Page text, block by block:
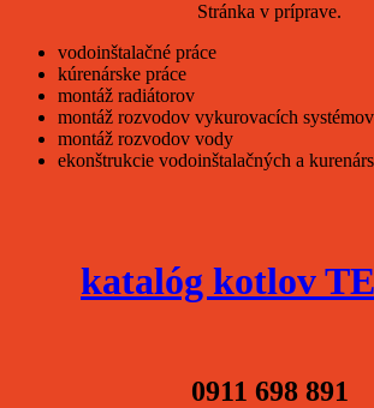
Stránka v príprave.
vodoinštalačné práce
kúrenárske práce
montáž radiátorov
montáž rozvodov vykurovacích systémov
montáž rozvodov vody
ekonštrukcie vodoinštalačných a
katalóg kotlov
0911 698 891